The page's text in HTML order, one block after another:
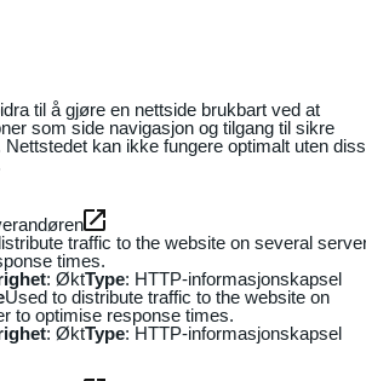
til å gjøre en nettside brukbart ved at
som side navigasjon og tilgang til sikre
kan ikke fungere optimalt uten
traffic to the website on several
times.
: ØktType: HTTP-informasjonskapsel
Used to distribute traffic to the website on
to optimise response times.
: ØktType: HTTP-informasjonskapsel